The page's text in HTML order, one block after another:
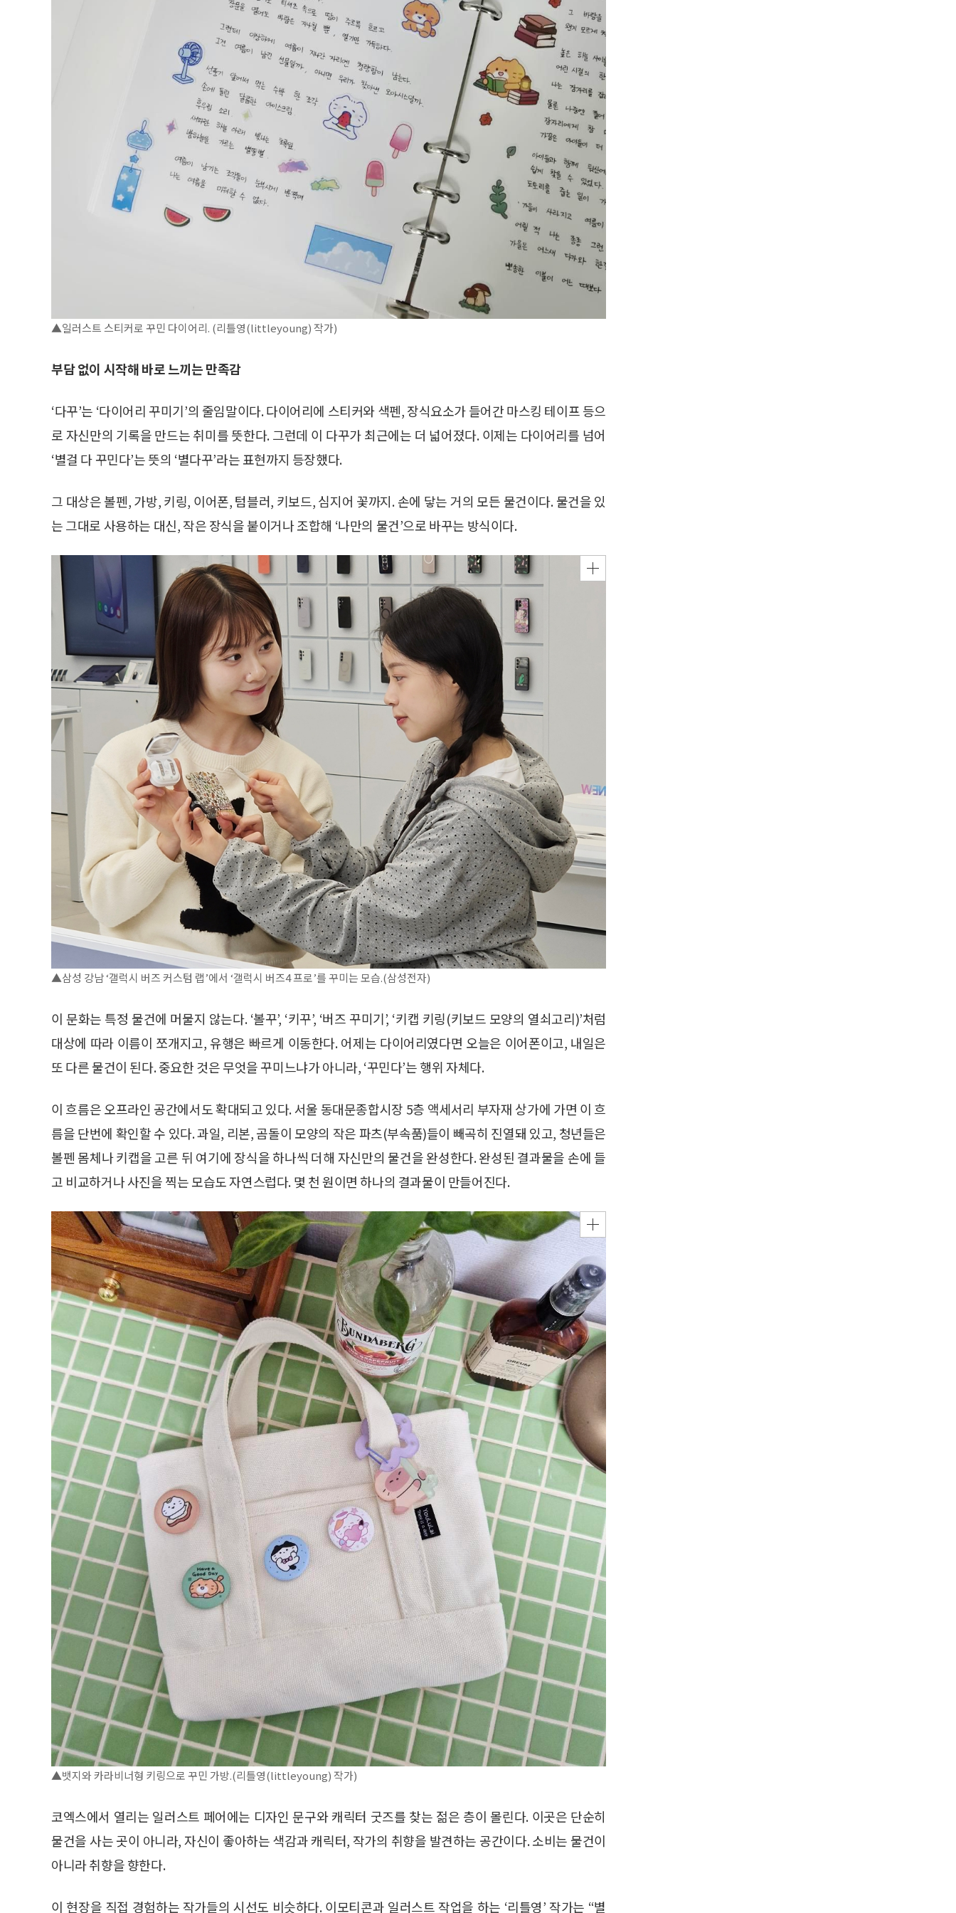
▲일러스트 스티커로 꾸민 다이어리. (리틀영(littleyoung) 작가)
부담 없이 시작해 바로 느끼는 만족감
‘다꾸’는 ‘다이어리 꾸미기’의 줄임말이다. 다이어리에 스티커와 색펜, 장식요소가 들어간 마스킹 테이프 등으
로 자신만의 기록을 만드는 취미를 뜻한다. 그런데 이 다꾸가 최근에는 더 넓어졌다. 이제는 다이어리를 넘어
‘별걸 다 꾸민다’는 뜻의 ‘별다꾸’라는 표현까지 등장했다.
그 대상은 볼펜, 가방, 키링, 이어폰, 텀블러, 키보드, 심지어 꽃까지. 손에 닿는 거의 모든 물건이다. 물건을 있
는 그대로 사용하는 대신, 작은 장식을 붙이거나 조합해 ‘나만의 물건’으로 바꾸는 방식이다.
▲삼성 강남 ‘갤럭시 버즈 커스텀 랩’에서 ‘갤럭시 버즈4 프로’를 꾸미는 모습.(삼성전자)
이 문화는 특정 물건에 머물지 않는다. ‘볼꾸’, ‘키꾸’, ‘버즈 꾸미기’, ‘키캡 키링(키보드 모양의 열쇠고리)’처럼
대상에 따라 이름이 쪼개지고, 유행은 빠르게 이동한다. 어제는 다이어리였다면 오늘은 이어폰이고, 내일은
또 다른 물건이 된다. 중요한 것은 무엇을 꾸미느냐가 아니라, ‘꾸민다’는 행위 자체다.
이 흐름은 오프라인 공간에서도 확대되고 있다. 서울 동대문종합시장 5층 액세서리 부자재 상가에 가면 이 흐
름을 단번에 확인할 수 있다. 과일, 리본, 곰돌이 모양의 작은 파츠(부속품)들이 빼곡히 진열돼 있고, 청년들은
볼펜 몸체나 키캡을 고른 뒤 여기에 장식을 하나씩 더해 자신만의 물건을 완성한다. 완성된 결과물을 손에 들
고 비교하거나 사진을 찍는 모습도 자연스럽다. 몇 천 원이면 하나의 결과물이 만들어진다.
▲뱃지와 카라비너형 키링으로 꾸민 가방.(리틀영(littleyoung) 작가)
코엑스에서 열리는 일러스트 페어에는 디자인 문구와 캐릭터 굿즈를 찾는 젊은 층이 몰린다. 이곳은 단순히
물건을 사는 곳이 아니라, 자신이 좋아하는 색감과 캐릭터, 작가의 취향을 발견하는 공간이다. 소비는 물건이
아니라 취향을 향한다.
이 현장을 직접 경험하는 작가들의 시선도 비슷하다. 이모티콘과 일러스트 작업을 하는 ‘리틀영’ 작가는 “별